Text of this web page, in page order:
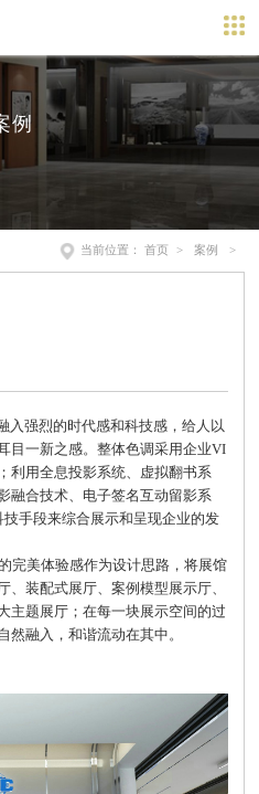
例
当前位置： 首页 > 案例 >
入强烈的时代感和科技感，给人以
目一新之感。整体色调采用企业VI
利用全息投影系统、虚拟翻书系
融合技术、电子签名互动留影系
手段来综合展示和呈现企业的发
完美体验感作为设计思路，将展馆
装配式展厅、案例模型展示厅、
主题展厅；在每一块展示空间的过
然融入，和谐流动在其中。